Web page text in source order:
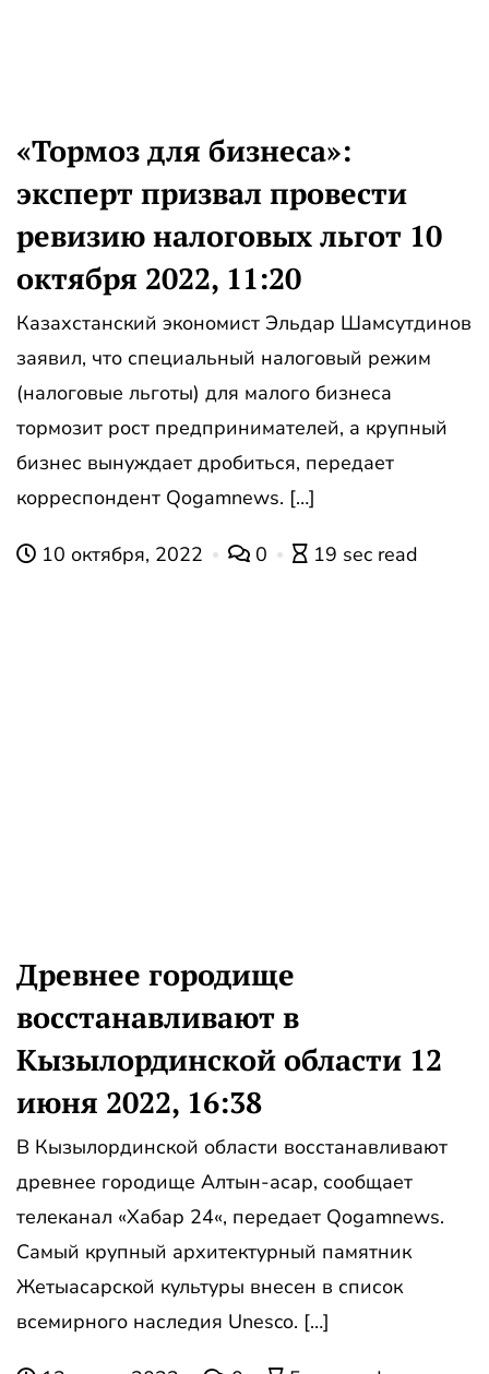
«Тормоз для бизнеса»:
эксперт призвал провести
ревизию налоговых льгот 10
октября 2022, 11:20
Казахстанский экономист Эльдар Шамсутдинов
заявил, что специальный налоговый режим
(налоговые льготы) для малого бизнеса
тормозит рост предпринимателей, а крупный
бизнес вынуждает дробиться, передает
корреспондент Qogamnews. […]
10 октября, 2022 0 19 sec read
Древнее городище
восстанавливают в
Кызылординской области 12
июня 2022, 16:38
В Кызылординской области восстанавливают
древнее городище Алтын-асар, сообщает
телеканал «Хабар 24«, передает Qogamnews.
Самый крупный архитектурный памятник
Жетыасарской культуры внесен в список
всемирного наследия Unesco. […]